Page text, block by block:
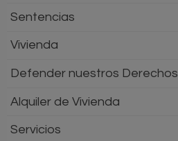
Sentencias
Vivienda
Defender nuestros Derechos
Alquiler de Vivienda
Servicios